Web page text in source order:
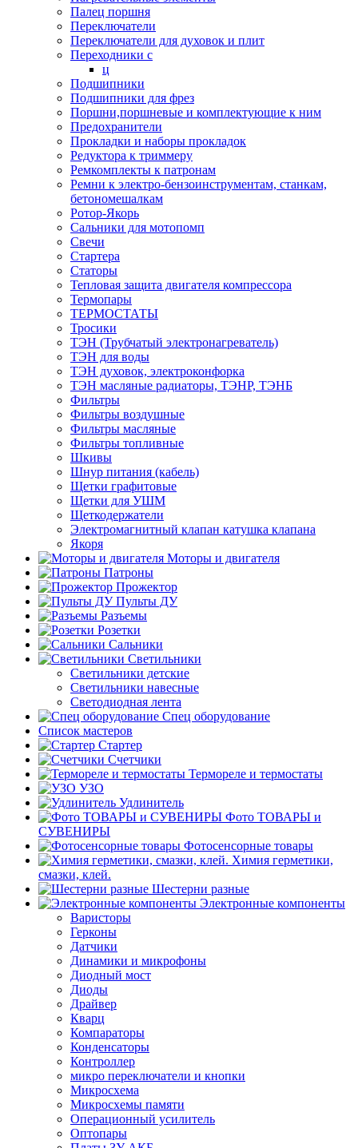
Палец поршня
Переключатели
Переключатели для духовок и плит
Переходники с
ц
Подшипники
Подшипники для фрез
Поршни,поршневые и комплектующие к ним
Предохранители
Прокладки и наборы прокладок
Редуктора к триммеру
Ремкомплекты к патронам
Ремни к электро-бензоинструментам, станкам,
бетономешалкам
Ротор-Якорь
Сальники для мотопомп
Свечи
Стартера
Статоры
Тепловая защита двигателя компрессора
Термопары
ТЕРМОСТАТЫ
Тросики
ТЭН (Трубчатый электронагреватель)
ТЭН для воды
ТЭН духовок, электроконфорка
ТЭН масляные радиаторы, ТЭНР, ТЭНБ
Фильтры
Фильтры воздушные
Фильтры масляные
Фильтры топливные
Шкивы
Шнур питания (кабель)
Щетки графитовые
Щетки для УШМ
Щеткодержатели
Электромагнитный клапан катушка клапана
Якоря
Моторы и двигателя
Патроны
Прожектор
Пульты ДУ
Разъемы
Розетки
Сальники
Светильники
Светильники детские
Светильники навесные
Светодиодная лента
Спец оборудование
Список мастеров
Стартер
Счетчики
Термореле и термостаты
УЗО
Удлинитель
Фото ТОВАРЫ и
СУВЕНИРЫ
Фотосенсорные товары
Химия герметики,
смазки, клей.
Шестерни разные
Электронные компоненты
Варисторы
Герконы
Датчики
Динамики и микрофоны
Диодный мост
Диоды
Драйвер
Кварц
Компараторы
Конденсаторы
Контроллер
микро переключатели и кнопки
Микросхема
Микросхемы памяти
Операционный усилитель
Оптопары